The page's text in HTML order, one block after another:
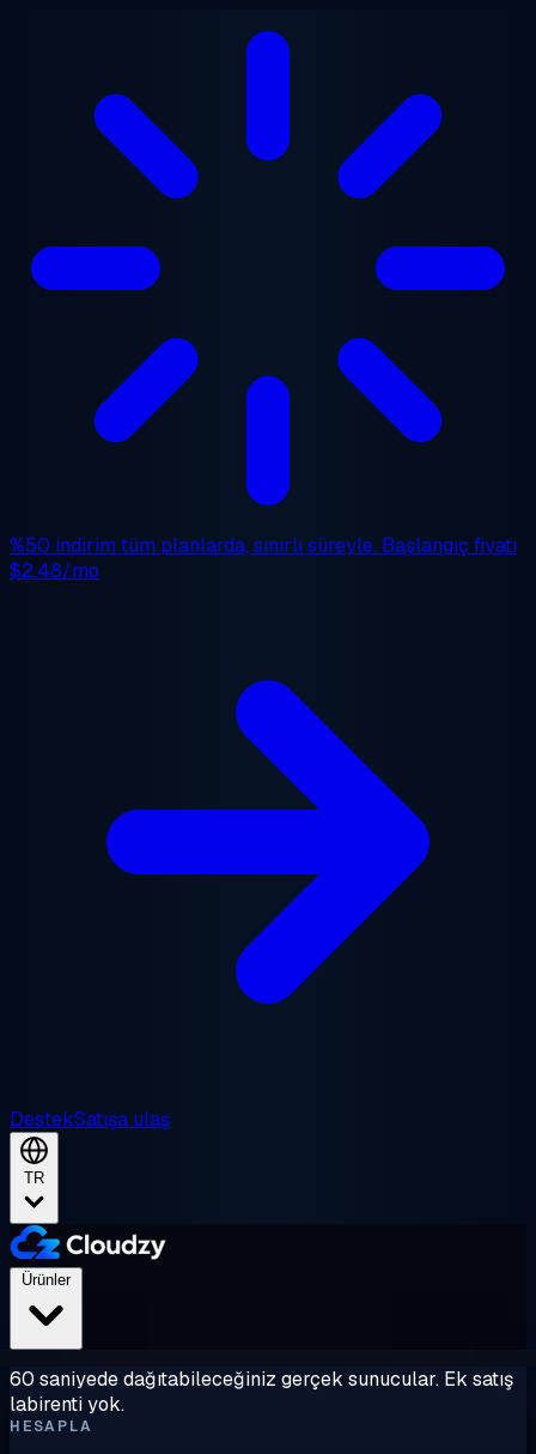
%50 indirim tüm planlarda, sınırlı süreyle. Başlangıç fiyatı
$2.48/mo
DestekSatışa ulaş
TR
Ürünler
60 saniyede dağıtabileceğiniz gerçek sunucular. Ek satış
labirenti yok.
HESAPLA